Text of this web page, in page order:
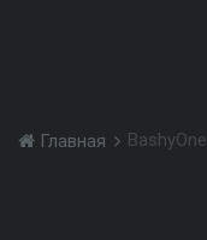
Главная BashyOne